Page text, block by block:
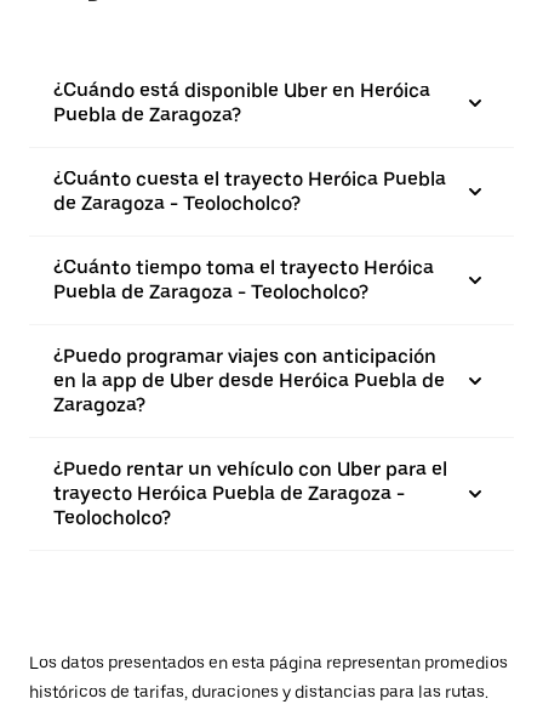
¿Cuándo está disponible Uber en Heróica
Puebla de Zaragoza?
¿Cuánto cuesta el trayecto Heróica Puebla
de Zaragoza - Teolocholco?
¿Cuánto tiempo toma el trayecto Heróica
Puebla de Zaragoza - Teolocholco?
¿Puedo programar viajes con anticipación
en la app de Uber desde Heróica Puebla de
Zaragoza?
¿Puedo rentar un vehículo con Uber para el
trayecto Heróica Puebla de Zaragoza -
Teolocholco?
Los datos presentados en esta página representan promedios
históricos de tarifas, duraciones y distancias para las rutas.